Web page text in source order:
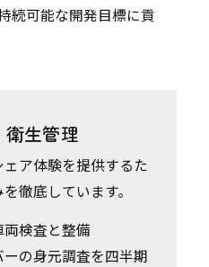
続可能な開発目標に貢
衛生管理
ア体験を提供するた
徹底しています。
検査と整備
ーの身元調査を四半期